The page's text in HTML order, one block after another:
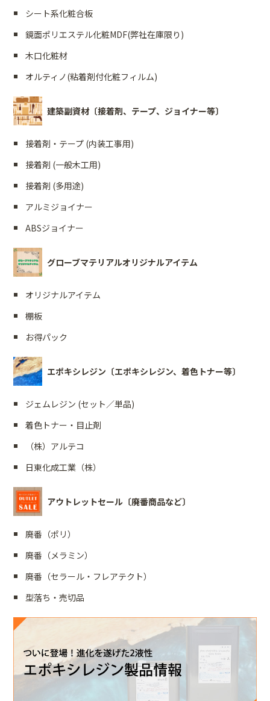
シート系化粧合板
鏡面ポリエステル化粧MDF(弊社在庫限り)
木口化粧材
オルティノ(粘着剤付化粧フィルム)
建築副資材〔接着剤、テープ、ジョイナー等〕
接着剤・テープ (内装工事用)
接着剤 (一般木工用)
接着剤 (多用途)
アルミジョイナー
ABSジョイナー
グローブマテリアルオリジナルアイテム
オリジナルアイテム
棚板
お得パック
エポキシレジン〔エポキシレジン、着色トナー等〕
ジェムレジン (セット／単品)
着色トナー・目止剤
（株）アルテコ
日東化成工業（株）
アウトレットセール〔廃番商品など〕
廃番（ポリ）
廃番（メラミン）
廃番（セラール・フレアテクト）
型落ち・売切品